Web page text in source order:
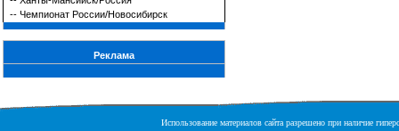
-- Чемпионат России/Новосибирск
Реклама
Использование материалов сайта разрешено при наличие